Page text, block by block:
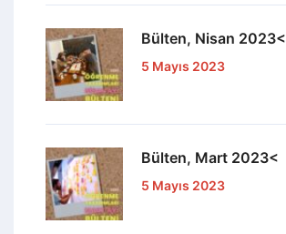
Bülten, Nisan 2023<
5 Mayıs 2023
Bülten, Mart 2023<
5 Mayıs 2023